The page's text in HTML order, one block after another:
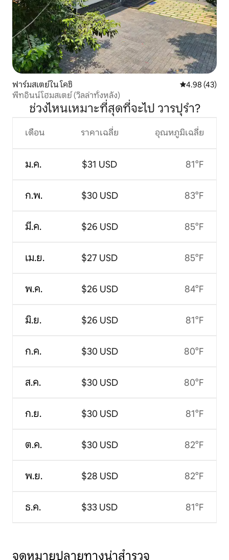
ฟาร์มสเตย์ใน โคชิ คะแนนเฉลี่ย
4.98 (43)
พีทอินน์โฮมสเตย์ (วิลล่าทั้งหลัง)
ช่วงไหนเหมาะที่สุดที่จะไป วารปุรํา?
เดือน
ม.ค.
ก.พ.
มี.ค.
เม.ย.
พ.ค.
มิ.ย.
ก.ค.
ส.ค.
ก.ย.
ต.ค.
พ.ย.
ธ.ค.
ราคาเฉลี่ย
$31 USD
$30 USD
$26 USD
$27 USD
$26 USD
$26 USD
$30 USD
$30 USD
$30 USD
$30 USD
$28 USD
$33 USD
อุณหภูมิเฉลี่ย
81°F
83°F
85°F
85°F
84°F
81°F
80°F
80°F
81°F
82°F
82°F
81°F
จุดหมายปลายทางน่าสำรวจ